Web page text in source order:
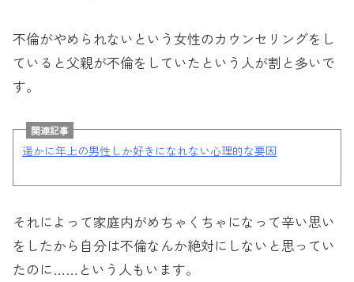
不倫がやめられないという女性のカウンセリングをし
ていると父親が不倫をしていたという人が割と多いで
す。
関連記事
遥かに年上の男性しか好きになれない心理的な要因
それによって家庭内がめちゃくちゃになって辛い思い
をしたから自分は不倫なんか絶対にしないと思ってい
たのに……という人もいます。